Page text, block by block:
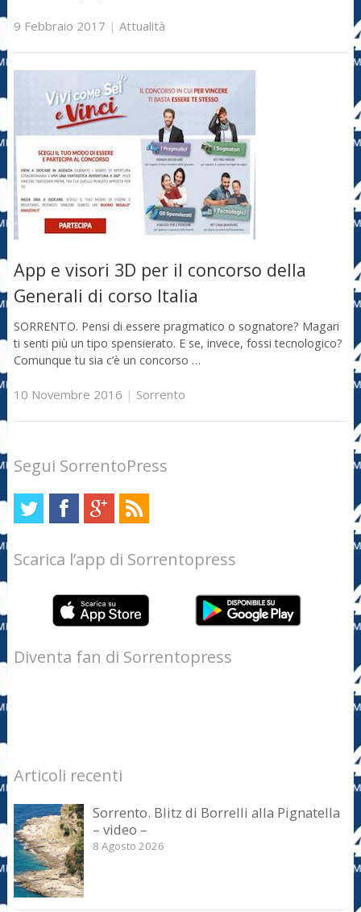
9 Febbraio 2017 | Attualità
App e visori 3D per il concorso della
Generali di corso Italia
SORRENTO. Pensi di essere pragmatico o sognatore? Magari
ti senti più un tipo spensierato. E se, invece, fossi tecnologico?
Comunque tu sia c’è un concorso …
10 Novembre 2016 | Sorrento
Segui SorrentoPress
Scarica l’app di Sorrentopress
Diventa fan di Sorrentopress
Articoli recenti
Sorrento. Blitz di Borrelli alla Pignatella
– video –
8 Agosto 2026